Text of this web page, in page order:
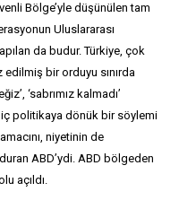
Bölge’yle düşünülen tam
Uluslararası
da budur. Türkiye, çok
bir orduyu sınırda
‘sabrımız kalmadı’
politikaya dönük bir söylemi
niyetinin de
ABD’ydi. ABD bölgeden
açıldı.